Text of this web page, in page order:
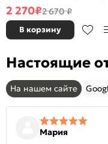
глухая, каркасно-щитовая
2 270₽2 670 ₽
В корзину
Настоящие
На нашем сайте
Мария